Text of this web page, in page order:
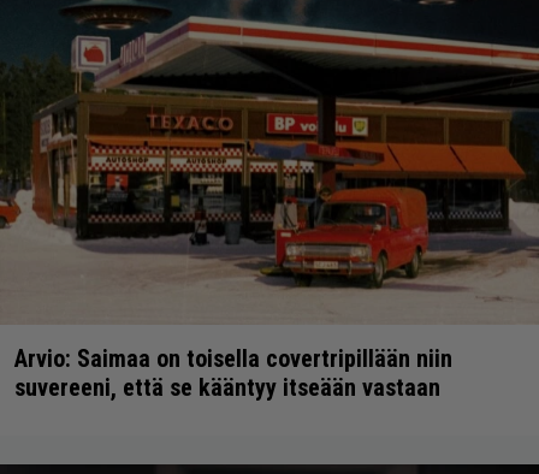
Arvio: Saimaa on toisella covertripillään niin
suvereeni, että se kääntyy itseään vastaan